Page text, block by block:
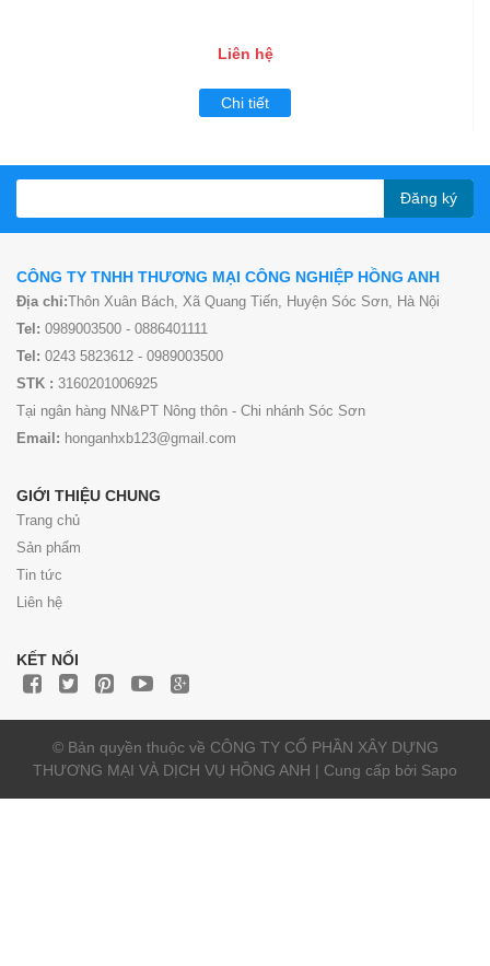
Liên hệ
Chi tiết
Đăng ký
CÔNG TY TNHH THƯƠNG MẠI CÔNG NGHIỆP HỒNG ANH
Địa chỉ:Thôn Xuân Bách, Xã Quang Tiến, Huyện Sóc Sơn, Hà Nội
Tel: 0989003500 - 0886401111
Tel: 0243 5823612 - 0989003500
STK : 3160201006925
Tại ngân hàng NN&PT Nông thôn - Chi nhánh Sóc Sơn
Email: honganhxb123@gmail.com
GIỚI THIỆU CHUNG
Trang chủ
Sản phẩm
Tin tức
Liên hệ
KẾT NỐI
© Bản quyền thuộc về CÔNG TY CỔ PHẦN XÂY DỰNG
THƯƠNG MẠI VÀ DỊCH VỤ HỒNG ANH | Cung cấp bởi Sapo